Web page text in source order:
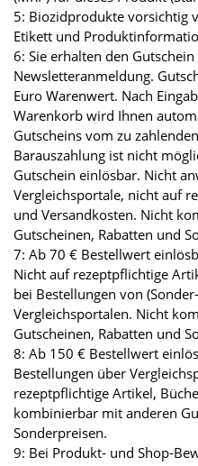
5: Biozidprodukte vorsichtig
Etikett und
6: Sie erhalten den
Newsletteranmeldung.
Euro Warenwert. Nach
Warenkorb wird Ihnen
Gutscheins vom zu
Barauszahlung ist nicht
Gutschein einlösbar. Nicht
Vergleichsportale, nicht auf
und Versandkosten. Nicht
Gutscheinen, Rabatten und
7: Ab 70 € Bestellwert
Nicht auf rezeptpflichtige
bei Bestellungen von
Vergleichsportalen. Nicht
Gutscheinen, Rabatten und
8: Ab 150 € Bestellwert
Bestellungen über
rezeptpflichtige Artikel,
kombinierbar mit anderen
Sonderpreisen.
9: Bei Produkt- und Shop-